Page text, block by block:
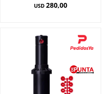
USD 280,00